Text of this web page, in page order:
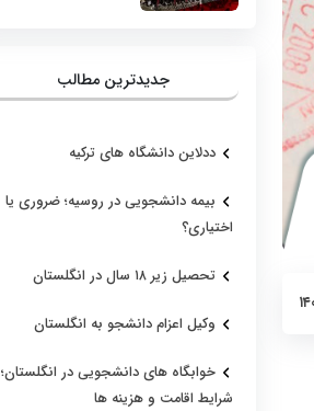
جدیدترین مطالب
ددلاین دانشگاه های ترکیه
بیمه دانشجویی در روسیه؛ ضروری یا
اختیاری؟
تحصیل زیر ۱۸ سال در انگلستان
وکیل اعزام دانشجو به انگلستان
خوابگاه های دانشجویی در انگلستان؛
شرایط اقامت و هزینه ها